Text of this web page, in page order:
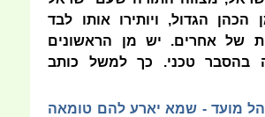
הכהן הגדול, ויותירו אותו לבד
של אחרים. יש מן הראשונים
בהסבר טכני. כך למשל כותב
מועד - שמא יארע להם טומאה